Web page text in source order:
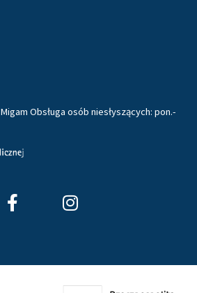
Obsługa osób niesłyszących: pon.-
F
a
I
n